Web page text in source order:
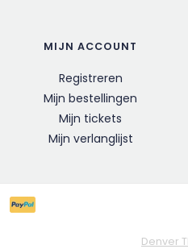
MIJN ACCOUNT
Registreren
Mijn bestellingen
Mijn tickets
Mijn verlanglijst
Denver